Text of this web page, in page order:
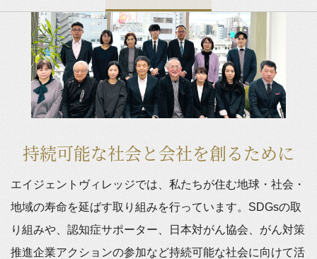
持続可能な社会と会社を創るために
エイジェントヴィレッジでは、私たちが住む地球・社会・
地域の寿命を延ばす取り組みを行っています。SDGsの取
り組みや、認知症サポーター、日本対がん協会、がん対策
推進企業アクションの参加など持続可能な社会に向けて活